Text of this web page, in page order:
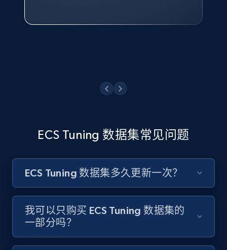
ECS Tuning 数据集常见问题
ECS Tuning 数据集多久更新一次？
我可以只购买 ECS Tuning 数据集的
一部分吗？